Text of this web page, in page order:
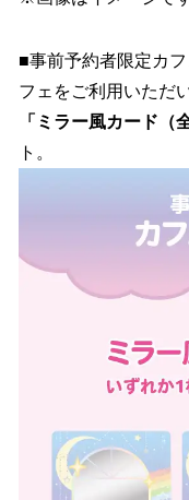
■事前予約者限定カ
フェをご利用いただ
「ミラー風カード（
ト。